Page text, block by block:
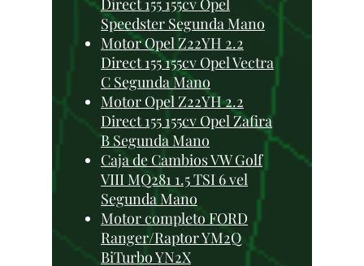
Direct 155 155cv Opel
Speedster Segunda Mano
Motor Opel Z22YH 2.2
Direct 155 155cv Opel Vectra
C Segunda Mano
Motor Opel Z22YH 2.2
Direct 155 155cv Opel Zafira
B Segunda Mano
Caja de Cambios VW Golf
VIII MQ281 1.5 TSI 6 vel
Segunda Mano
Motor completo FORD
Ranger/Raptor YM2Q
BiTurbo YN2X